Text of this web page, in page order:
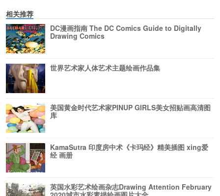
相关推荐
DC漫画指南 The DC Comics Guide to Digitally
Drawing Comics
世界艺术家人体艺术主题绘画作品集
美国黄金时代艺术家PINUP GIRLS美女招贴画高清图
库
KamaSutra 印度房中术《卡玛经》精美插图 xing爱
经 画册
英国水彩艺术绘画杂志Drawing Attention February